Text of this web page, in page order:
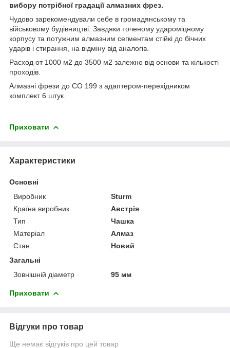
вибору потрібної градації алмазних фрез.
Чудово зарекомендували себе в громадянському та
військовому будівництві. Завдяки точеному удароміцному
корпусу та потужним алмазним сегментам стійкі до бічних
ударів і стирання, на відміну від аналогів.
Расход от 1000 м2 до 3500 м2 залежно від основи та кількості
проходів.
Алмазні фрези до СО 199 з адаптером-перехідником
комплект 6 штук.
Приховати
Характеристики
Основні
Виробник
Sturm
Країна виробник
Австрія
Тип
Чашка
Матеріал
Алмаз
Стан
Новий
Загальні
Зовнішній діаметр
95 мм
Приховати
Відгуки про товар
Ще немає відгуків про цей товар